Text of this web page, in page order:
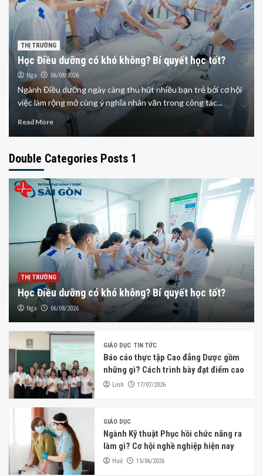
THỊ TRƯỜNG
Học Điều dưỡng có khó không? Bí quyết học tốt?
Nga 06/08/2026
Ngành Điều dưỡng ngày càng thu hút nhiều bạn trẻ bởi cơ hội
việc làm rộng mở cùng ý nghĩa nhân văn trong công tác...
Read More
Double Categories Posts 1
THỊ TRƯỜNG
Học Điều dưỡng có khó không? Bí quyết học tốt?
Nga 06/08/2026
GIÁO DỤC TIN TỨC
Báo cáo thực tập Cao đẳng Dược gồm
những gì? Cách trình bày đạt điểm cao
Linh 17/07/2026
GIÁO DỤC
Ngành Kỹ thuật Phục hồi chức năng ra
làm gì? Cơ hội nghề nghiệp hiện nay
Huệ 15/06/2026